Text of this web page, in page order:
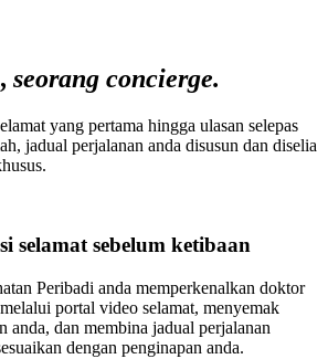
seorang concierge.
yang pertama hingga ulasan selepas
jadual perjalanan anda disusun dan diselia
selamat sebelum ketibaan
Peribadi anda memperkenalkan doktor
portal video selamat, menyemak
anda, dan membina jadual perjalanan
dengan penginapan anda.